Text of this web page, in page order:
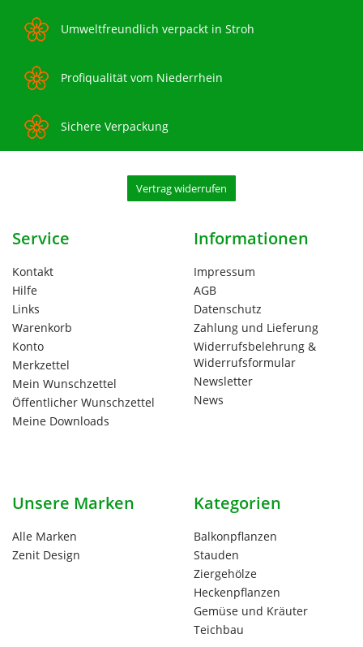
Umweltfreundlich verpackt in Stroh
Profiqualität vom Niederrhein
Sichere Verpackung
Vertrag widerrufen
Service
Kontakt
Hilfe
Links
Warenkorb
Konto
Merkzettel
Mein Wunschzettel
Öffentlicher Wunschzettel
Meine Downloads
Informationen
Impressum
AGB
Datenschutz
Zahlung und Lieferung
Widerrufsbelehrung &
Widerrufsformular
Newsletter
News
Unsere Marken
Alle Marken
Zenit Design
Kategorien
Balkonpflanzen
Stauden
Ziergehölze
Heckenpflanzen
Gemüse und Kräuter
Teichbau